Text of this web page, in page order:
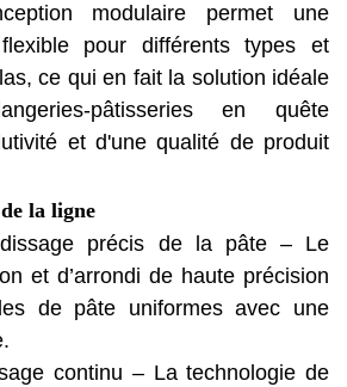
modulaire permet une
flexible pour différents types et
ce qui en fait la solution idéale
pâtisseries en quête
et d'une qualité de produit
la ligne
précis de la pâte – Le
et d’arrondi de haute précision
de pâte uniformes avec une
continu – La technologie de